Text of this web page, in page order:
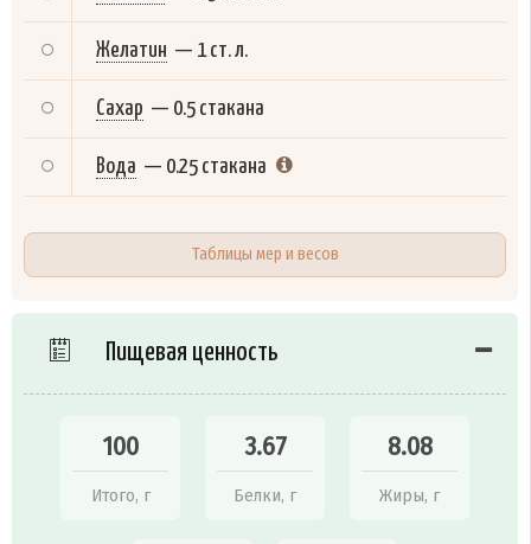
Желатин — 1 ст. л.
Сахар — 0.5 стакана
Вода — 0.25 стакана
Таблицы мер и весов
Пищевая ценность
100
Итого, г
3.67
Белки, г
8.08
Жиры, г